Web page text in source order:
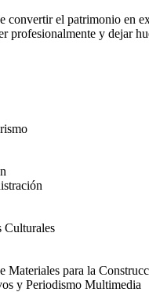
convertir el patrimonio en
profesionalmente y dejar
Culturales
Materiales para la
y Periodismo Multimedia